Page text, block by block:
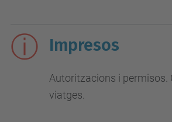
Impresos
Autoritzacions i permisos.
viatges.